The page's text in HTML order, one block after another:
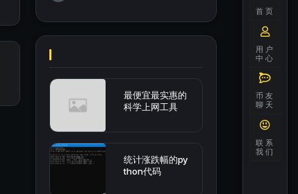
最便宜最实惠的
科学上网工具
统计涨跌幅的py
thon代码
首页
用户
中心
币友
聊天
联系
我们